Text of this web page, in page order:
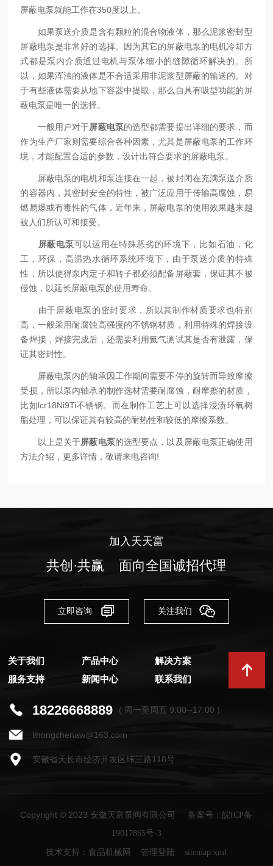
屏蔽电泵就能工作在350度以上。
如果泵送介质是含有颗粒的混合物液体，那么泥浆密封型
屏蔽电泵是非常好的选择。因为其它的屏蔽电泵的电机冷却方
式都是泵内介质通过电机与泵体细小的缝隙循环解决的。所
以，如果浑浊的液体是不合适采用非泥浆型屏蔽的输送的。对
于有些液体需要从地下容器中提取，那么自具有吸型功能的屏
蔽电泵是唯一的选择。
一般用户对于屏蔽电泵的选型都需要提出详细的要求，而
作为生产厂家则需要综合各种因素，尤其是屏蔽电泵的工作环
境，才能配置合适的参数，设计出符合要求的屏蔽电泵。
屏蔽电泵的电机和泵连接在一起，被封闭在充满泵送介质
的容器内，其密封安全的特性，被广泛应用于传输高腐蚀，易
燃易爆或有毒性的气体，近年来，屏蔽电泵的使用效果越来越
被人们所认可和接受。
屏蔽电泵可以运用在特殊恶劣的环境下，比如石油，化
工，环保，高温热水循环系统环境下，由于泵送介质的特殊
性，所以使得泵内定子和转子都必须配备屏蔽套，保证其不被
侵蚀，以延长屏蔽电泵的使用寿命。
由于屏蔽电泵的密封要求，所以其制作材质要求也特别
高，一般采用耐腐蚀高强度的不锈钢材质，利用特殊的焊接设
备焊接，焊接完成后，还需要利用氦气测试其是否有泄露，保
证其密封性。
屏蔽电泵内的轴承因工作期间需要不停的旋转而导致摩擦
受损，所以泵内轴承的制作选材需要耐腐蚀，耐摩擦的材质，
比如lcr18Ni9Ti不锈钢。而在制作工艺上可以选择浸渍环氧树
脂处理，可以保证其有较高的耐热性和较低的摩擦系数。
以上是关于屏蔽电泵的选型要点，以及屏蔽电泵正确使用
方法介绍，更多详情，敬请来电咨询!
加入天天富
共创·共赢 面向全国诚招代理
立即咨询 关注我们
关于我们 产品中心
解决方案
服务支持
新闻中心 联系我们
18226668889 ( 周一至周五 9:00--17:00 )
lihongchenaw@163.com
安徽省天长市经济开发区纬三路118号
Copyright © 2023 安徽天富泵阀有限公司 备案号：皖ICP备
19017865号-3
技术支持： 食品机械网 管理登陆 sitemap.xml